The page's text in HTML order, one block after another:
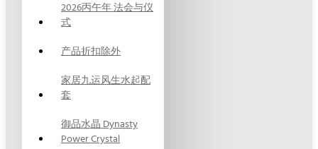
2026丙午年 法会与仪
式
产品折扣除外
家居九运风生水起配
套
御品水晶 Dynasty
Power Crystal